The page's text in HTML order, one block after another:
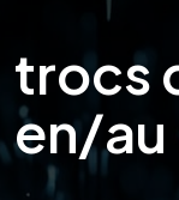
trocs
en/au